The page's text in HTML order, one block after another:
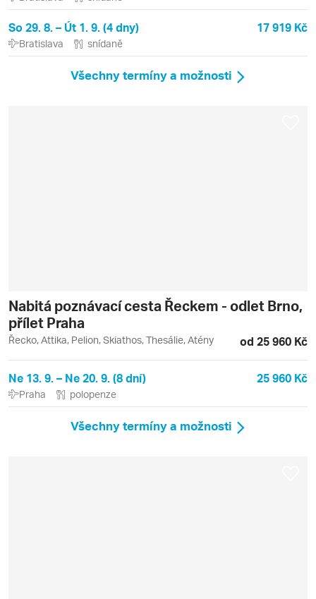
So 29. 8. – Út 1. 9. (4 dny) 17 919 Kč
Bratislava snídaně
Všechny termíny a možnosti
Nabitá poznávací cesta Řeckem - odlet Brno,
přílet Praha
Řecko, Attika, Pelion, Skiathos, Thesálie, Atény od 25 960 Kč
Ne 13. 9. – Ne 20. 9. (8 dní) 25 960 Kč
Praha polopenze
Všechny termíny a možnosti